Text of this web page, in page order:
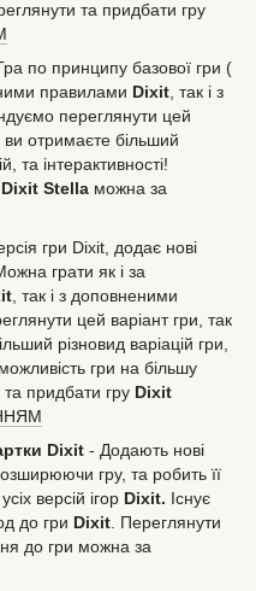
та придбати гру
по принципу базової гри (
правилами Dixit, так і з
переглянути цей
ви отримаєте більший
та інтерактивності!
Dixit Stella можна за
гри Dixit, додає нові
грати як і за
, так і з доповненими
цей варіант гри, так
різновид варіацій гри,
гри на більшу
та придбати гру Dixit
Dixit - Додають нові
гру, та робить її
версій ігор Dixit. Існує
до гри Dixit . Переглянути
до гри можна за